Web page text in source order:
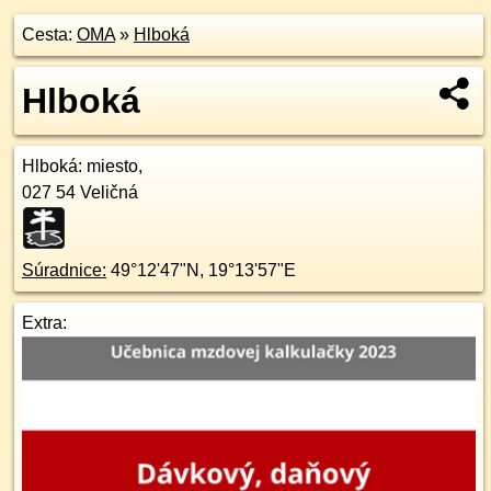
Cesta: OMA» Hlboká
Hlboká
Hlboká: miesto,
027 54 Veličná
Súradnice: 49°12'47"N , 19°13'57"E
Extra: